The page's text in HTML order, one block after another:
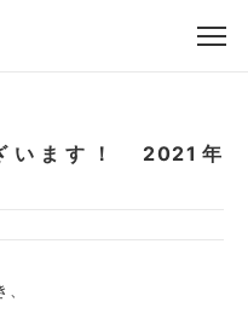
います！ 2021年